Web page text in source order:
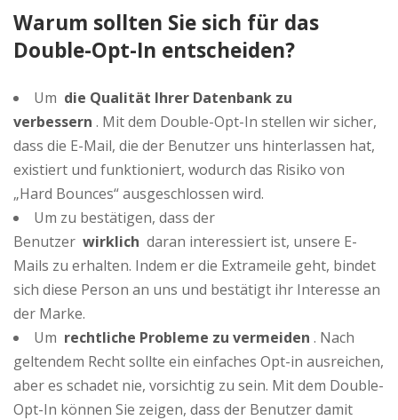
Warum sollten Sie sich für das
Double-Opt-In entscheiden?
Um die Qualität Ihrer Datenbank zu
verbessern . Mit dem Double-Opt-In stellen wir sicher,
dass die E-Mail, die der Benutzer uns hinterlassen hat,
existiert und funktioniert, wodurch das Risiko von
„Hard Bounces“ ausgeschlossen wird.
Um zu bestätigen, dass der
Benutzer wirklich daran interessiert ist, unsere E-
Mails zu erhalten. Indem er die Extrameile geht, bindet
sich diese Person an uns und bestätigt ihr Interesse an
der Marke.
Um rechtliche Probleme zu vermeiden . Nach
geltendem Recht sollte ein einfaches Opt-in ausreichen,
aber es schadet nie, vorsichtig zu sein. Mit dem Double-
Opt-In können Sie zeigen, dass der Benutzer damit